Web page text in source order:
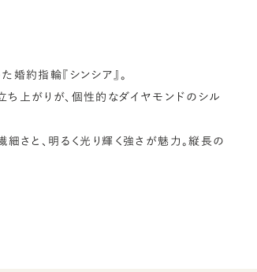
婚約指輪『シンシア』。
上がりが、個性的なダイヤモンドのシル
さと、明るく光り輝く強さが魅力。縦長の